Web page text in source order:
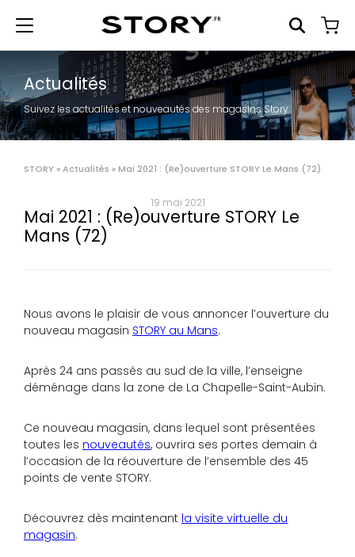
Actualités
Suivez les actualités et nouveautés des magasins Story
STORY »Actualités » Mai 2021 : (Re)ouverture STORY Le Mans (72)
19 mai 2021
Mai 2021 : (Re)ouverture STORY Le
Mans (72)
Nous avons le plaisir de vous annoncer l’ouverture du
nouveau magasin STORY au Mans.
Après 24 ans passés au sud de la ville, l’enseigne
déménage dans la zone de La Chapelle-Saint-Aubin.
Ce nouveau magasin, dans lequel sont présentées
toutes les nouveautés, ouvrira ses portes demain à
l’occasion de la réouverture de l’ensemble des 45
points de vente STORY.
Découvrez dès maintenant la visite virtuelle du
magasin.